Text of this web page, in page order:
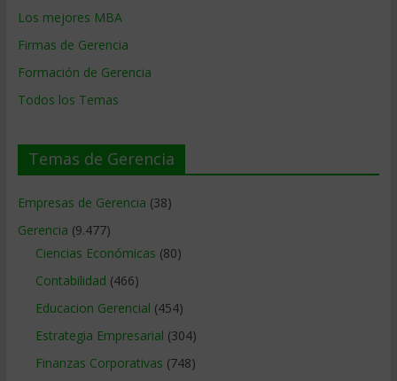
Los mejores MBA
Firmas de Gerencia
Formación de Gerencia
Todos los Temas
Temas de Gerencia
Empresas de Gerencia (38)
Gerencia (9.477)
Ciencias Económicas (80)
Contabilidad (466)
Educacion Gerencial (454)
Estrategia Empresarial (304)
Finanzas Corporativas (748)